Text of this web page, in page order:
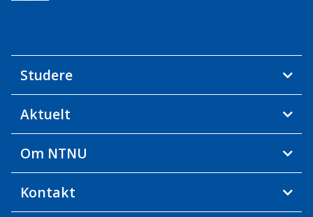
Studere
Aktuelt
Om NTNU
Kontakt